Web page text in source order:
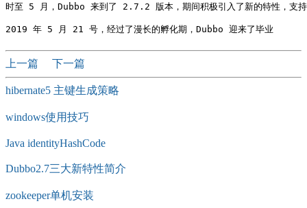
时至 5 月，Dubbo 来到了 2.7.2 版本，期间积极引入了新的特性，
上一篇 下一篇
hibernate5 主键生成策略
windows使用技巧
Java identityHashCode
Dubbo2.7三大新特性简介
zookeeper单机安装